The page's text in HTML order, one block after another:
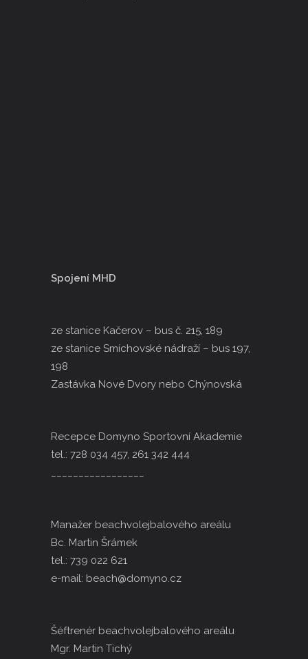
Spojení MHD
ze stanice Kačerov – bus č. 215, 189
ze stanice Smíchovské nádraží – bus 197,
198
Zastávka Nové Dvory nebo Chýnovská
Recepce Domyno Sportovní Akademie
tel.: 728 034 457, 261 342 444
Manažer beachvolejbalového areálu
Bc. Martin Šrámek
tel.: 739 022 621
e-mail: beach@domyno.cz
Šéftrenér beachvolejbalového areálu
Mgr. Martin Tichý